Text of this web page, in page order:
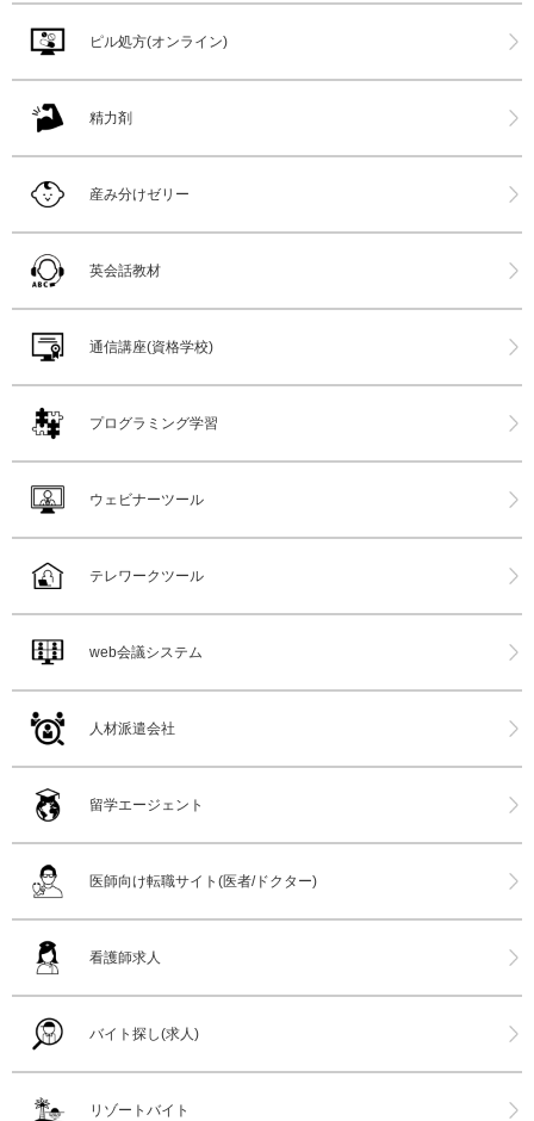
ピル処方(オンライン)
精力剤
産み分けゼリー
英会話教材
通信講座(資格学校)
プログラミング学習
ウェビナーツール
テレワークツール
web会議システム
人材派遣会社
留学エージェント
医師向け転職サイト(医者/ドクター)
看護師求人
バイト探し(求人)
リゾートバイト